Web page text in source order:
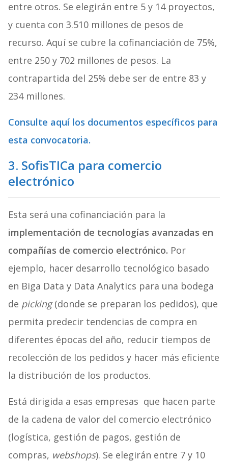
entre otros. Se elegirán entre 5 y 14 proyectos,
y cuenta con 3.510 millones de pesos de
recurso. Aquí se cubre la cofinanciación de 75%,
entre 250 y 702 millones de pesos. La
contrapartida del 25% debe ser de entre 83 y
234 millones.
Consulte aquí los documentos específicos para
esta convocatoria.
3. SofisTICa para comercio
electrónico
Esta será una cofinanciación para la
implementación de tecnologías avanzadas en
compañías de comercio electrónico. Por
ejemplo, hacer desarrollo tecnológico basado
en Biga Data y Data Analytics para una bodega
de picking(donde se preparan los pedidos), que
permita predecir tendencias de compra en
diferentes épocas del año, reducir tiempos de
recolección de los pedidos y hacer más eficiente
la distribución de los productos.
Está dirigida a esas empresas que hacen parte
de la cadena de valor del comercio electrónico
(logística, gestión de pagos, gestión de
compras, webshops). Se elegirán entre 7 y 10